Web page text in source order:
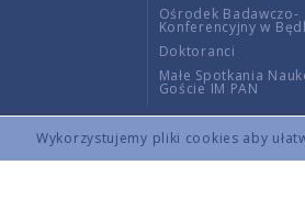
Wykorzystujemy pliki cookies aby
Ośrodek Badawczo-
Konferencyjny w
Doktoranci
Małe Spotkania
Goście IM PAN